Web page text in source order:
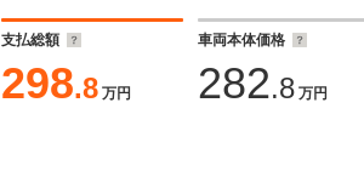
支払総額
298.8 万円
車両本体価格
282.8 万円